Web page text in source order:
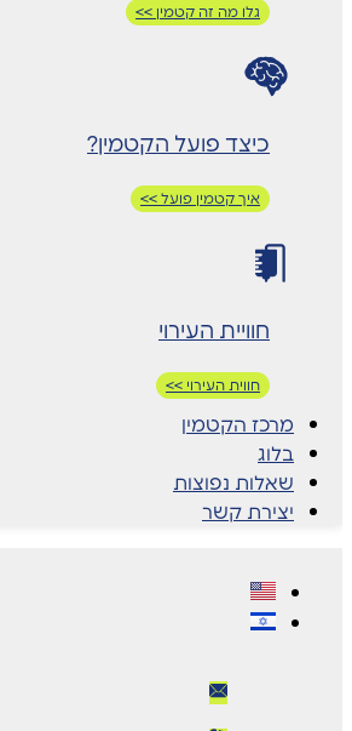
גלו מה זה קטמין >>
כיצד פועל הקטמין?
איך קטמין פועל >>
חוויית העירוי
חווית העירוי >>
מרכז הקטמין
בלוג
שאלות נפוצות
יצירת קשר